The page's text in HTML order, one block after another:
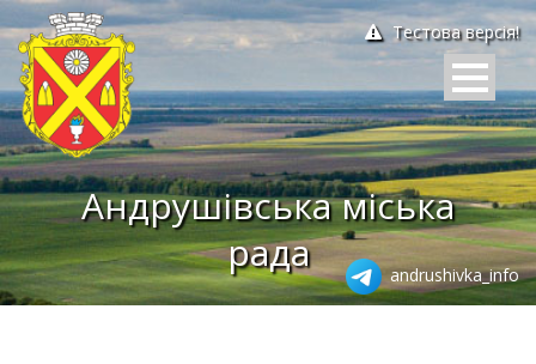
Тестова версія!
Андрушівська міська
рада
andrushivka_info